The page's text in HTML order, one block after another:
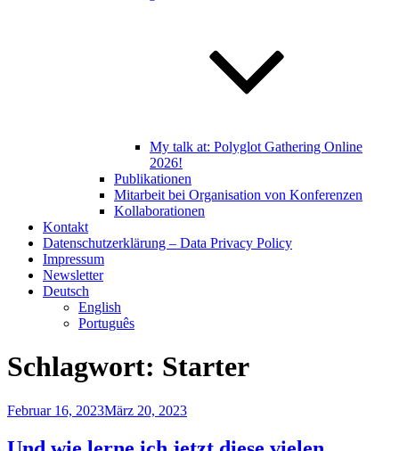
My talk at: Polyglot Gathering Online
2026!
Publikationen
Mitarbeit bei Organisation von Konferenzen
Kollaborationen
Kontakt
Datenschutzerklärung – Data Privacy Policy
Impressum
Newsletter
Deutsch
English
Português
Schlagwort: Starter
Veröffentlicht
Februar 16, 2023März 20, 2023